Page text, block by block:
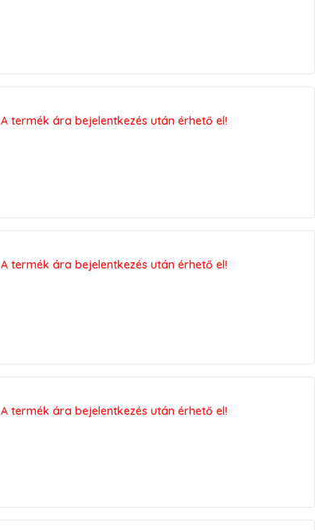
A termék ára bejelentkezés után érhető el!
A termék ára bejelentkezés után érhető el!
A termék ára bejelentkezés után érhető el!